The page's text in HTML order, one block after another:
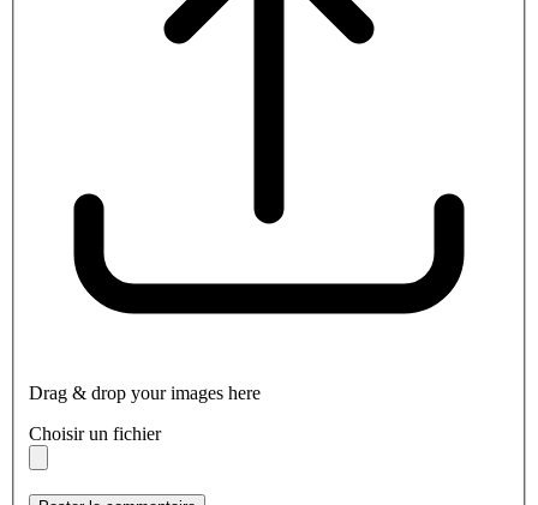
Drag & drop your images here
Choisir un fichier